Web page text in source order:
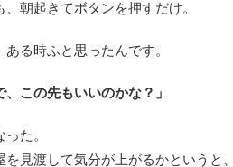
、朝起きてボタンを押すだけ。
ある時ふと思ったんです。
、この先もいいのかな？」
た。
を見渡して気分が上がるかというと